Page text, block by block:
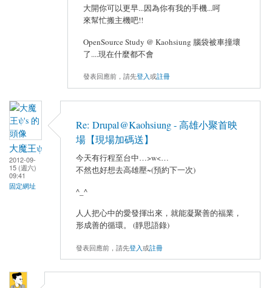
大開你可以更早...因為你有我的手機...呵
來幫忙搬主機吧!!
OpenSource Study @ Kaohsiung 腦袋被車撞壞
了....現在什麼都不會
發表回應前，請先登入或註冊
大魔王ψ
2012-09-
15 (週六)
09:41
固定網址
Re: Drupal@Kaohsiung - 高雄小聚首映
場【現場加碼送】
今天有行程至台中…>w<…
不然也好想去高雄壓~(預約下一次)
^_^
人人把心中的愛發揮出來，就能凝聚善的福業，
形成善的循環。 (靜思語錄)
發表回應前，請先登入或註冊